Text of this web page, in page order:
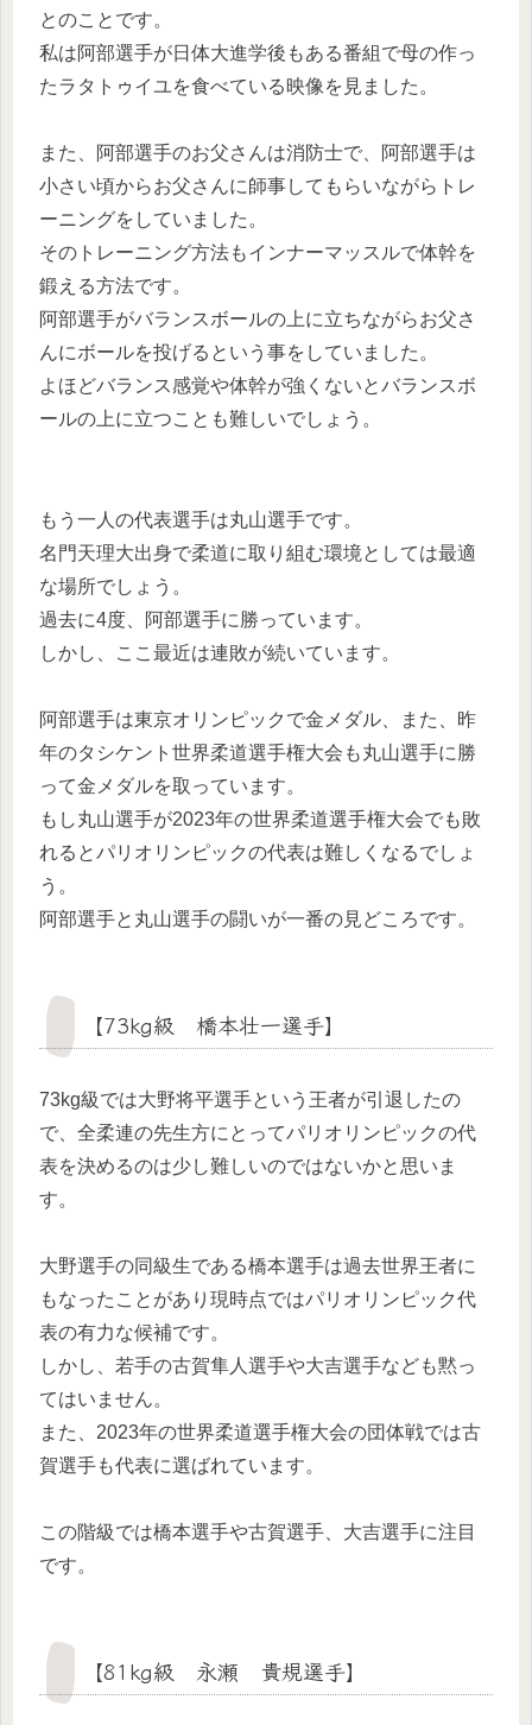
とのことです。
私は阿部選手が日体大進学後もある番組で母の作っ
たラタトゥイユを食べている映像を見ました。
また、阿部選手のお父さんは消防士で、阿部選手は
小さい頃からお父さんに師事してもらいながらトレ
ーニングをしていました。
そのトレーニング方法もインナーマッスルで体幹を
鍛える方法です。
阿部選手がバランスボールの上に立ちながらお父さ
んにボールを投げるという事をしていました。
よほどバランス感覚や体幹が強くないとバランスボ
ールの上に立つことも難しいでしょう。
もう一人の代表選手は丸山選手です。
名門天理大出身で柔道に取り組む環境としては最適
な場所でしょう。
過去に4度、阿部選手に勝っています。
しかし、ここ最近は連敗が続いています。
阿部選手は東京オリンピックで金メダル、また、昨
年のタシケント世界柔道選手権大会も丸山選手に勝
って金メダルを取っています。
もし丸山選手が2023年の世界柔道選手権大会でも敗
れるとパリオリンピックの代表は難しくなるでしょ
う。
阿部選手と丸山選手の闘いが一番の見どころです。
【73kg級 橋本壮一選手】
73kg級では大野将平選手という王者が引退したの
で、全柔連の先生方にとってパリオリンピックの代
表を決めるのは少し難しいのではないかと思いま
す。
大野選手の同級生である橋本選手は過去世界王者に
もなったことがあり現時点ではパリオリンピック代
表の有力な候補です。
しかし、若手の古賀隼人選手や大吉選手なども黙っ
てはいません。
また、2023年の世界柔道選手権大会の団体戦では古
賀選手も代表に選ばれています。
この階級では橋本選手や古賀選手、大吉選手に注目
です。
【81kg級 永瀬 貴規選手】